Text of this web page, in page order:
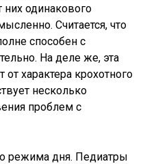
одинакового
Считается, что
способен с
На деле же, эта
от характера крохотного
несколько
проблем с
режима дня. Педиатры